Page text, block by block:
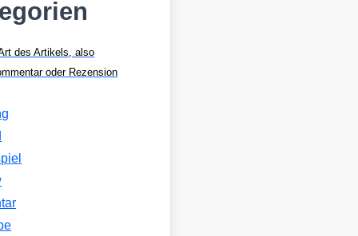
des Artikels, also
oder Rezension